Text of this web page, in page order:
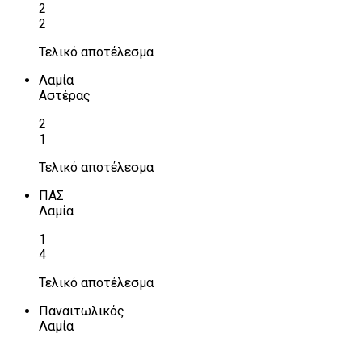
2
2
Τελικό αποτέλεσμα
Λαμία
Αστέρας
2
1
Τελικό αποτέλεσμα
ΠΑΣ
Λαμία
1
4
Τελικό αποτέλεσμα
Παναιτωλικός
Λαμία